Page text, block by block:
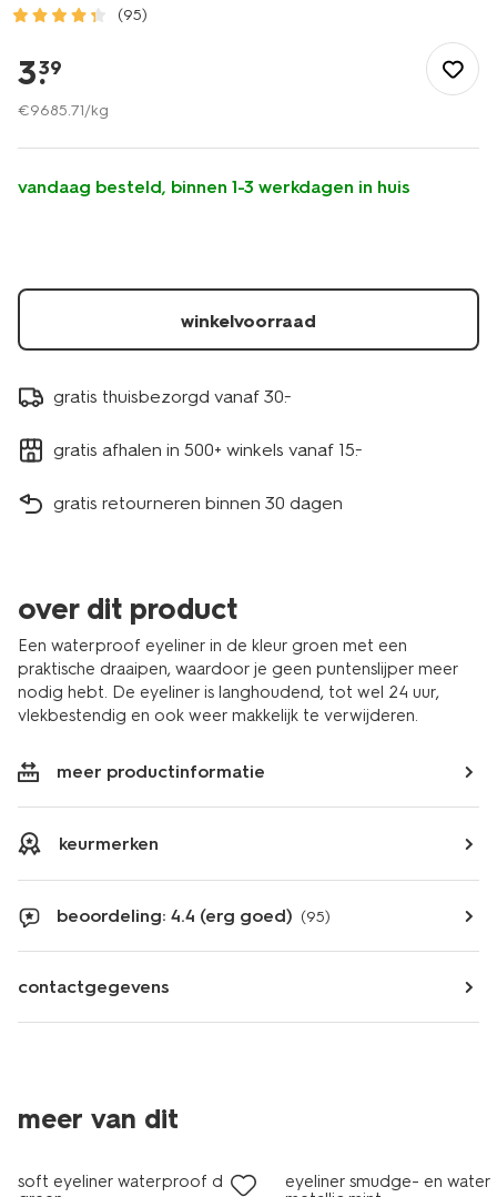
(95)
gezond/make-
up/eyeliner/eyeliner-
smudge-
en-
metallic-
3.
39
€9685.71/kg
vandaag besteld, binnen 1-3 werkdagen in huis
winkelvoorraad
gratis thuisbezorgd vanaf 30.-
gratis afhalen in 500+ winkels vanaf 15.-
gratis retourneren binnen 30 dagen
over dit product
Een waterproof eyeliner in de kleur groen met een
praktische draaipen, waardoor je geen puntenslijper meer
nodig hebt. De eyeliner is langhoudend, tot wel 24 uur,
vlekbestendig en ook weer makkelijk te verwijderen.
meer productinformatie
keurmerken
beoordeling: 4.4 (erg goed) (95)
contactgegevens
meer van dit
vegan
soft eyeliner waterproof dark
eyeliner smudge- en